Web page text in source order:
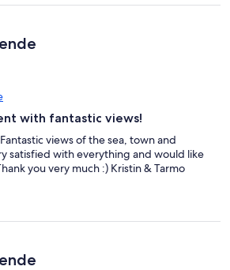
with fantastic views!
views of the sea, town and
satisfied with everything and would like
you very much :) Kristin & Tarmo